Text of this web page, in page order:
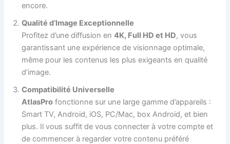
encore.
Qualité d’Image Exceptionnelle
Profitez d’une diffusion en4K, Full HD et HD, vous
garantissant une expérience de visionnage optimale,
même pour les contenus les plus exigeants en qualité
d’image.
Compatibilité Universelle
AtlasPro fonctionne sur une large gamme d’appareils :
Smart TV, Android, iOS, PC/Mac, box Android, et bien
plus. Il vous suffit de vous connecter à votre compte et
de commencer à regarder votre contenu préféré